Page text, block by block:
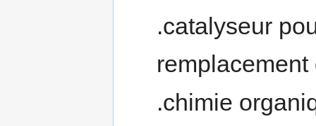
.catalyseur
.chimie